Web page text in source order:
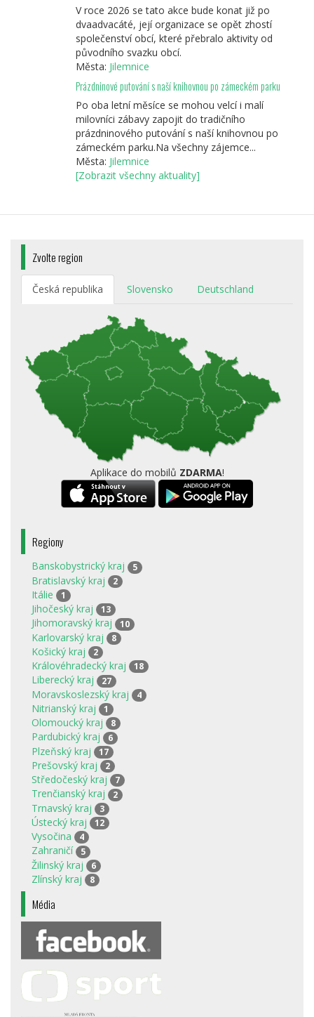
V roce 2026 se tato akce bude konat již po
dvaadvacáté, její organizace se opět zhostí
společenství obcí, které přebralo aktivity od
původního svazku obcí.
Města: Jilemnice
Prázdninové putování s naší knihovnou po zámeckém parku
Po oba letní měsíce se mohou velcí i malí
milovníci zábavy zapojit do tradičního
prázdninového putování s naší knihovnou po
zámeckém parku.Na všechny zájemce...
Města: Jilemnice
[Zobrazit všechny aktuality]
Zvolte region
Česká republika Slovensko Deutschland
Aplikace do mobilů ZDARMA!
Regiony
Banskobystrický kraj 5
Bratislavský kraj 2
Itálie 1
Jihočeský kraj 13
Jihomoravský kraj 10
Karlovarský kraj 8
Košický kraj 2
Královéhradecký kraj 18
Liberecký kraj 27
Moravskoslezský kraj 4
Nitrianský kraj 1
Olomoucký kraj 8
Pardubický kraj 6
Plzeňský kraj 17
Prešovský kraj 2
Středočeský kraj 7
Trenčianský kraj 2
Trnavský kraj 3
Ústecký kraj 12
Vysočina 4
Zahraničí 5
Žilinský kraj 6
Zlínský kraj 8
Média